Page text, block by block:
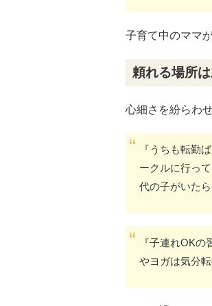
子育て中のママ
頼れる場所
心細さを紛らわ
『うちも転勤
ークルに行っ
代の子がいた
『子連れOK
やヨガは気分